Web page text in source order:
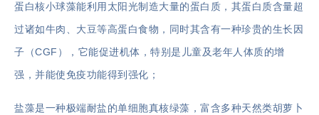
蛋白核小球藻能利用太阳光制造大量的蛋白质，其蛋白质含量超
过诸如牛肉、大豆等高蛋白食物，同时其含有一种珍贵的生长因
子（CGF），它能促进机体，特别是儿童及老年人体质的增
强，并能使免疫功能得到强化；
盐藻是一种极端耐盐的单细胞真核绿藻，富含多种天然类胡萝卜